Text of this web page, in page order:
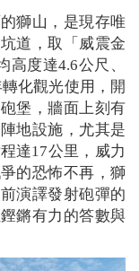
獅山，是現存唯
道，取「威震金
度達4.6公尺、
化觀光使用，開
堡，牆面上刻有
地設施，尤其是
達17公里，威力
的恐怖不再，獅
演譯發射砲彈的
鏘有力的答數與